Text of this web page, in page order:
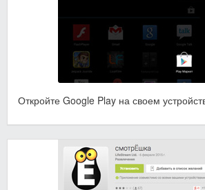
Откройте Google Play на своем